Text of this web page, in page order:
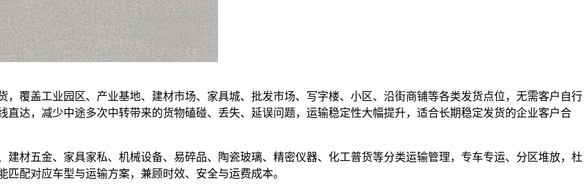
覆盖工业园区、产业基地、建材市场、家具城、批发市场、写字楼、小区、沿街商铺等各类发货点位，无需客户自行
达，减少中途多次中转带来的货物磕碰、丢失、延误问题，运输稳定性大幅提升，适合长期稳定发货的企业客户合
材五金、家具家私、机械设备、易碎品、陶瓷玻璃、精密仪器、化工普货等分类运输管理，专车专运、分区堆放，杜
配对应车型与运输方案，兼顾时效、安全与运费成本。